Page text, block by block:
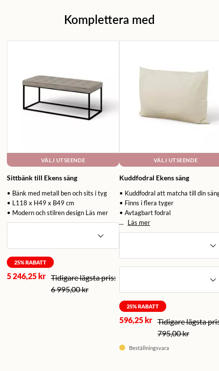
Komplettera med
VÄLJ UTSEENDE
Sittbänk till Ekens säng
• Bänk med metall ben och sits i tyg
• L118 x H49 x B49 cm
• Modern och stilren design Läs mer
25% RABATT
5 246,25 kr
6 995,00 kr
VÄLJ UTSEENDE
Kuddfodral Ekens säng
• Kuddfodral att matcha till din
• Finns i flera tyger
• Avtagbart fodral
...
Läs mer
25% RABATT
596,25 kr
795,00 kr
Beställningsvara